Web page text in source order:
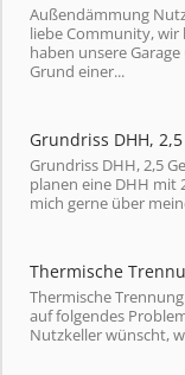
Außendämmung
liebe Community, wir
haben unsere
Grund einer...
Grundriss DHH,
Grundriss DHH, 2,5
planen eine DHH mit
mich gerne über
Thermische
Thermische
auf folgendes
Nutzkeller wünscht,